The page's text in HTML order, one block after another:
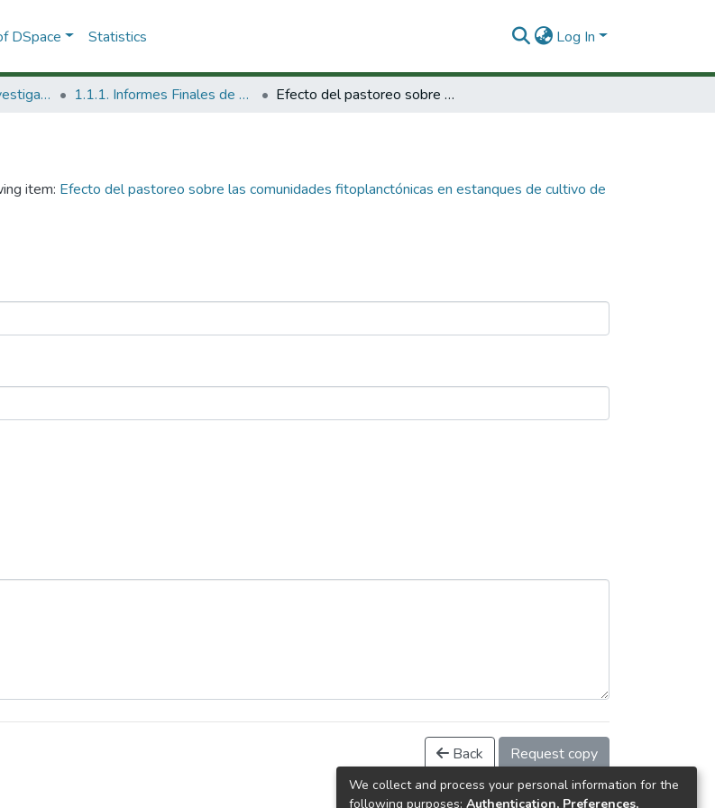
DSpace Statistics Log In
1.1 Productos de investigación 1.1.1. Informes Finales de Proyectos de Investigación Efecto del pastoreo sobre las comunidades fitoplanctónicas en estanques de cultivo de camarón
item: Efecto del pastoreo sobre las comunidades fitoplanctónicas en estanques de cultivo de
Back Request copy
We collect and process your personal information for the
following purposes: Authentication, Preferences,